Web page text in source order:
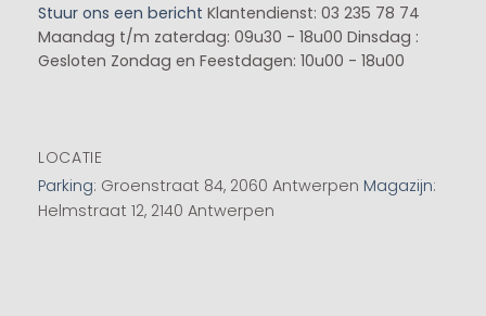
Stuur ons een bericht Klantendienst: 03 235 78 74
Maandag t/m zaterdag: 09u30 - 18u00 Dinsdag :
Gesloten Zondag en Feestdagen: 10u00 - 18u00
LOCATIE
Parking: Groenstraat 84, 2060 Antwerpen Magazijn:
Helmstraat 12, 2140 Antwerpen